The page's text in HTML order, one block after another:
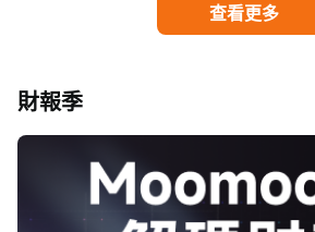
查看更多
財報季